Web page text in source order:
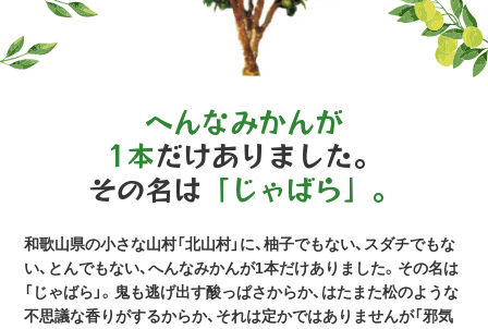
へんなみかんが
1本だけありました。
その名は 「じゃばら」。
和歌山県の小さな山村「北山村」に、柚子でもない、スダチでもな
い、とんでもない、へんなみかんが1本だけありました。その名は
「じゃばら」。鬼も逃げ出す酸っぱさからか、はたまた松のような
不思議な香りがするからか、それは定かではありませんが「邪気